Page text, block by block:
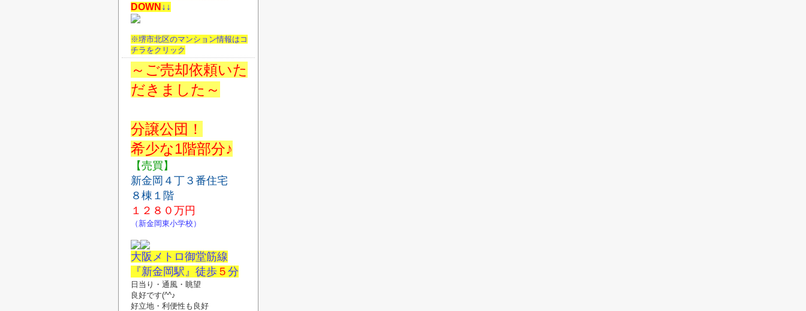
DOWN ↓↓
※堺市北区のマンション情報はコ
チラをクリック
～ご売却依頼いた
だきました～
分譲公団！
希少な1階部分♪
【売買】
新金岡４丁３番住宅
８棟１階
１２８０ 万円
（新金岡東小学校）
大阪メトロ御堂筋線
『新金岡駅』徒歩 ５ 分
日当り・通風・ 眺望
良好です(^^♪
好立地・利便性も良好